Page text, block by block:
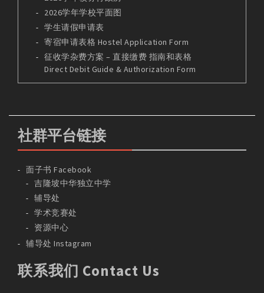
2026学年学校平面图
学生请假申请表
寄宿申请表格 Hostel Application Form
征收学杂费方案 – 直接缴费 指南和表格
Direct Debit Guide & Authorization Form
社群平台链接
面子书 Facebook
吉隆坡中华独立中学
辅导处
学术竞赛处
资源中心
辅导处 Instagram
联系我们 Contact Us